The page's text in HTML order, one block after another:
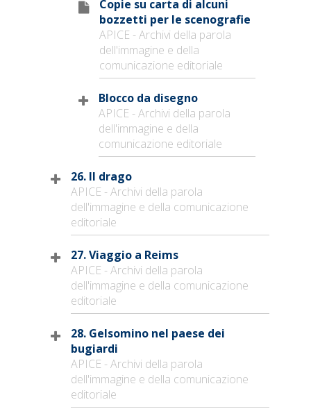
Copie su carta di alcuni
bozzetti per le scenografie
APICE - Archivi della parola
dell'immagine e della
comunicazione editoriale
Blocco da disegno
APICE - Archivi della parola
dell'immagine e della
comunicazione editoriale
26. Il drago
APICE - Archivi della parola
dell'immagine e della comunicazione
editoriale
27. Viaggio a Reims
APICE - Archivi della parola
dell'immagine e della comunicazione
editoriale
28. Gelsomino nel paese dei
bugiardi
APICE - Archivi della parola
dell'immagine e della comunicazione
editoriale